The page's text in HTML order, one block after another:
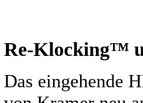
Re-Klocking™
Das eingehende